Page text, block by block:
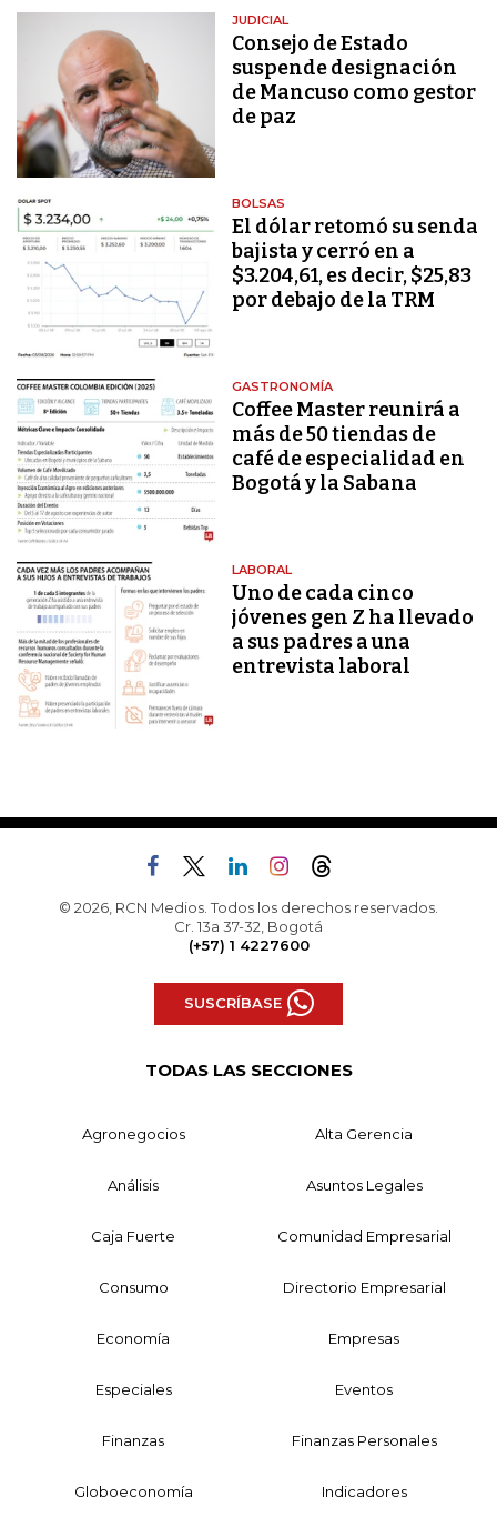
JUDICIAL
Consejo de Estado
suspende designación
de Mancuso como gestor
de paz
BOLSAS
El dólar retomó su senda
bajista y cerró en a
$3.204,61, es decir, $25,83
por debajo de la TRM
GASTRONOMÍA
Coffee Master reunirá a
más de 50 tiendas de
café de especialidad en
Bogotá y la Sabana
LABORAL
Uno de cada cinco
jóvenes gen Z ha llevado
a sus padres a una
entrevista laboral
© 2026, RCN Medios. Todos los derechos reservados.
Cr. 13a 37-32, Bogotá
(+57) 1 4227600
SUSCRÍBASE
TODAS LAS SECCIONES
Agronegocios Alta Gerencia
Análisis Asuntos Legales
Caja Fuerte Comunidad Empresarial
Consumo Directorio Empresarial
Economía Empresas
Especiales Eventos
Finanzas Finanzas Personales
Globoeconomía Indicadores